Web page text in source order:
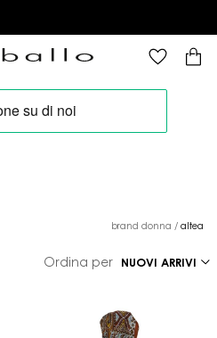
brand donna / altea
Ordina per